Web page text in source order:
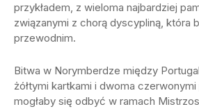
przykładem, z wieloma najbardziej
związanymi z chorą dyscypliną, która
przewodnim.
Bitwa w Norymberdze między
żółtymi kartkami i dwoma
mogłaby się odbyć w ramach